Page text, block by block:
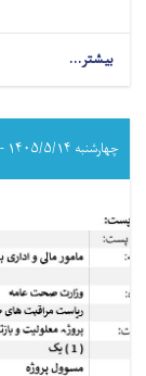
بیشتر...
تکنالوجست
برای
ولایت چهارشنبه ۱۴۰۵/۵/۱۴ - ۱۵:۵۸